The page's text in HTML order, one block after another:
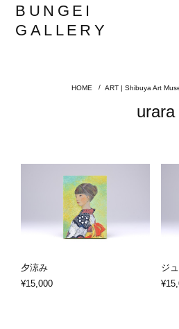
BUNGEI
GALLERY
ART | Shibuya Art
urara
夕涼み
¥15,000
ジ